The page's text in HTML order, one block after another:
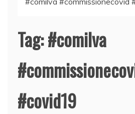
Tag:#comilva
#covid19